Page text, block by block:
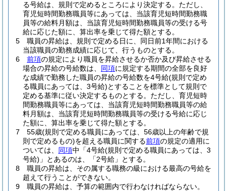
る号給は、規則で定めるところにより決定する。 ただし、
育児短時間勤務職員等にあっては、当該育児短時間勤務職
員等の給料月額は、当該育児短時間勤務職員等の受ける号
給に応じた額に、算出率を乗じて得た額とする。
5
職員の昇給は、規則で定める日に、同日前1年間における
当該職員の勤務成績に応じて、行うものとする。
6
前項の規定により職員を昇給させるか否か及び昇給させる
場合の昇給の号給数は、 同項に規定する期間の全部を良好
な成績で勤務した職員の昇給の号給数を4号給(規則で定め
る職員にあっては、3号給)とすることを標準として規則で
定める基準に従い決定するものとする。 ただし、育児短時
間勤務職員等にあっては、当該育児短時間勤務職員等の給
料月額は、当該育児短時間勤務職員等の受ける号給に応じ
た額に、算出率を乗じて得た額とする。
7
55歳(規則で定める職員にあっては、56歳以上の年齢で規
則で定めるもの)を超える職員に関する前項の規定の適用に
ついては、 同項中「4号給(規則で定める職員にあっては、3
号給) 」とあるのは、「2号給」とする。
8
職員の昇給は、その属する職務の級における最高の号給を
超えて行うことができない。
9
職員の昇給は、予算の範囲内で行わなければならない。